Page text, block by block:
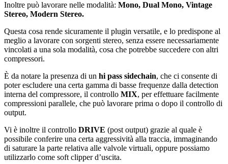
Inoltre può lavorare nelle modalità: Mono, Dual Mono, Vintage
Stereo, Modern Stereo.
Questa cosa rende sicuramente il plugin versatile, e lo predispone al
meglio a lavorare con sorgenti stereo, senza essere necessariamente
vincolati a una sola modalità, cosa che potrebbe succedere con altri
compressori.
È da notare la presenza di un hi pass sidechain, che ci consente di
poter escludere una certa gamma di basse frequenze dalla detection
interna del compressore, il controllo MIX, per effettuare facilmente
compressioni parallele, che può lavorare prima o dopo il controllo di
output.
Vi è inoltre il controllo DRIVE (post output) grazie al quale è
possibile conferire una certa aggressività alla traccia, immaginando
di saturare la parte relativa alle valvole virtuali, oppure possiamo
utilizzarlo come soft clipper d’uscita.